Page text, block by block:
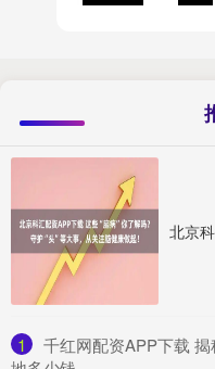
1
千红网配资APP下载